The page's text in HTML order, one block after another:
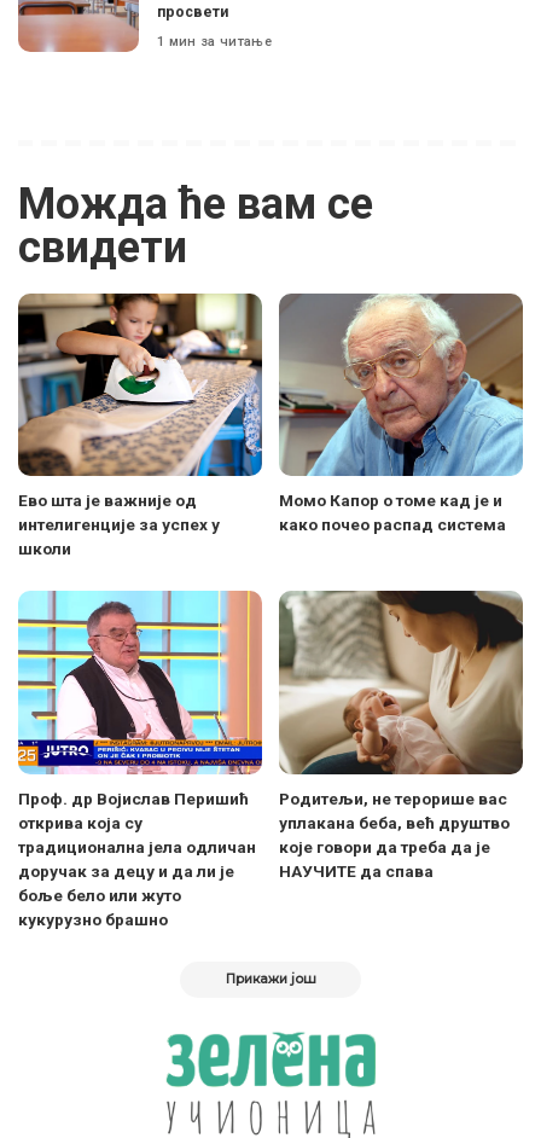
просвети
1 мин за читање
Можда ће вам се
свидети
Ево шта је важније од
интелигенције за успех у
школи
Момо Капор о томе кад је и
како почео распад система
Проф. др Војислав Перишић
открива која су
традиционална јела одличан
доручак за децу и да ли је
боље бело или жуто
кукурузно брашно
Родитељи, не терорише вас
уплакана беба, већ друштво
које говори да треба да је
НАУЧИТЕ да спава
Прикажи још